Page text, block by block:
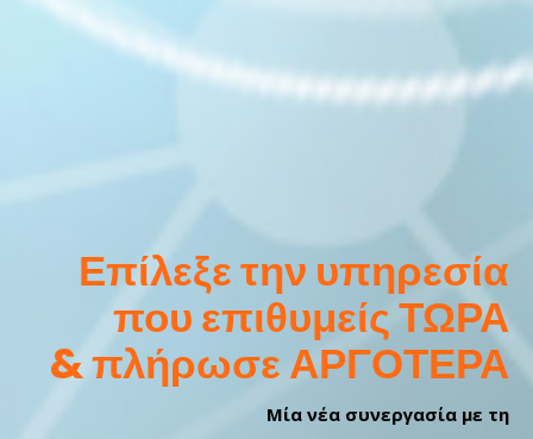
Επίλεξε την υπηρεσία
που επιθυμείς ΤΩΡΑ
& πλήρωσε ΑΡΓΟΤΕΡΑ
Μία νέα συνεργασία με τη